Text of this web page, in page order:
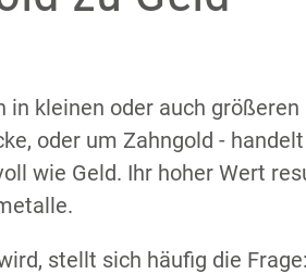
kleinen oder auch
oder um Zahngold -
wie Geld. Ihr hoher Wert
stellt sich häufig die